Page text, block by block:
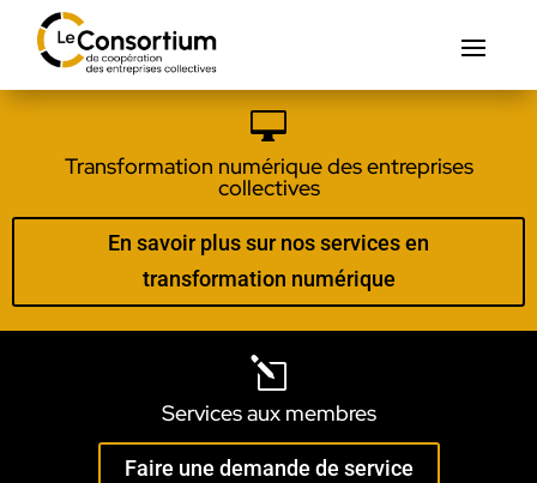

Transformation numérique des entreprises
collectives
En savoir plus sur nos services en
transformation numérique
l
Services aux membres
Faire une demande de service